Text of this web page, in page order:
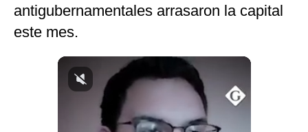
Mix
G de Gestión
Notas Contratadas
antigubernamentales arrasaron la capital
este mes.